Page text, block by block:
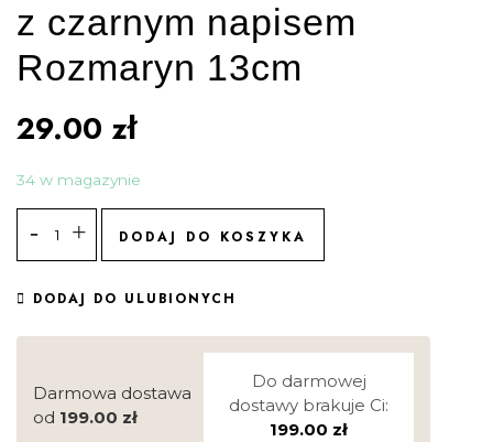
z czarnym napisem
Rozmaryn 13cm
29.00 zł
34 w magazynie
DODAJ DO KOSZYKA
DODAJ DO ULUBIONYCH
Darmowa dostawa
od 199.00 zł
Do darmowej
dostawy brakuje Ci:
199.00 zł